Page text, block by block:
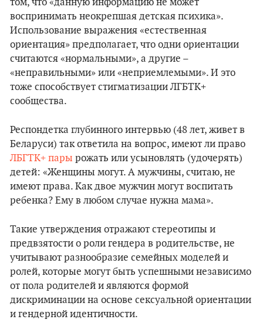
том, что «данную информацию не может
воспринимать неокрепшая детская психика».
Использование выражения «естественная
ориентация» предполагает, что одни ориентации
считаются «нормальными», а другие –
«неправильными» или «неприемлемыми». И это
тоже способствует стигматизации ЛГБТК+
сообщества.
Респондетка глубинного интервью (48 лет, живет в
Беларуси) так ответила на вопрос, имеют ли право
ЛБГТК+ пары рожать или усыновлять (удочерять)
детей: «Женщины могут. А мужчины, считаю, не
имеют права. Как двое мужчин могут воспитать
ребенка? Ему в любом случае нужна мама».
Такие утверждения отражают стереотипы и
предвзятости о роли гендера в родительстве, не
учитывают разнообразие семейных моделей и
ролей, которые могут быть успешными независимо
от пола родителей и являются формой
дискриминации на основе сексуальной ориентации
и гендерной идентичности.